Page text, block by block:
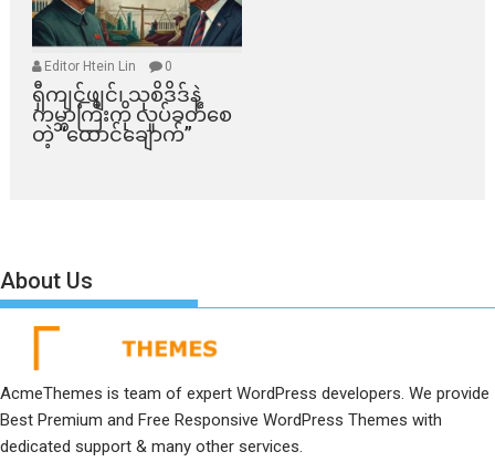
Editor Htein Lin 0
ရှီကျင့်ဖျင်၊ သုစိဒိဒ်နဲ့
ကမ္ဘာကြီးကို လှုပ်ခတ်စေ
တဲ့ “ထောင်ချောက်”
About Us
AcmeThemes is team of expert WordPress developers. We provide
Best Premium and Free Responsive WordPress Themes with
dedicated support & many other services.